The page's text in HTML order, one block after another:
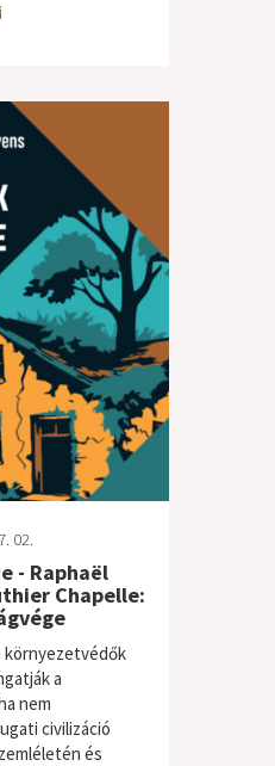
02.
- Raphaël
Chapelle:
környezetvédők
a
nem
civilizáció
és